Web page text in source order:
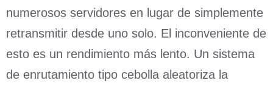
numerosos servidores en lugar de simplemente
retransmitir desde uno solo. El inconveniente de
esto es un rendimiento más lento. Un sistema
de enrutamiento tipo cebolla aleatoriza la